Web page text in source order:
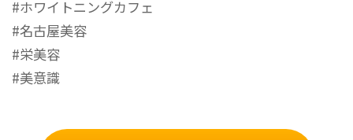
#ホワイトニングカフェ
#名古屋美容
#栄美容
#美意識